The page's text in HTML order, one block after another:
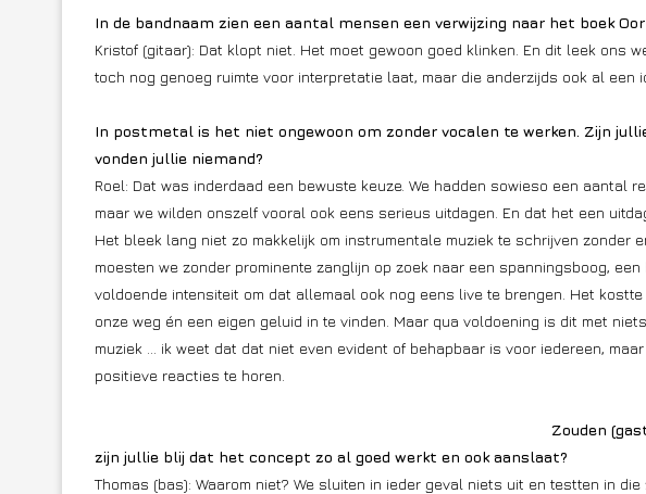
In de bandnaam zien een aantal mensen een verwijzing naar het boek
Kristof (gitaar): Dat klopt niet. Het moet gewoon goed klinken. En dit leek ons
toch nog genoeg ruimte voor interpretatie laat, maar die anderzijds ook al een
In postmetal is het niet ongewoon om zonder vocalen te werken. Zijn
vonden jullie niemand?
Roel: Dat was inderdaad een bewuste keuze. We hadden sowieso een aantal
maar we wilden onszelf vooral ook eens serieus uitdagen. En dat het een
Het bleek lang niet zo makkelijk om instrumentale muziek te schrijven zonder
moesten we zonder prominente zanglijn op zoek naar een spanningsboog,
voldoende intensiteit om dat allemaal ook nog eens live te brengen. Het
onze weg én een eigen geluid in te vinden. Maar qua voldoening is dit met
muziek … ik weet dat dat niet even evident of behapbaar is voor iedereen,
positieve reacties te horen.
Zouden
zijn jullie blij dat het concept zo al goed werkt en ook aanslaat?
Thomas (bas): Waarom niet? We sluiten in ieder geval niets uit en testten in